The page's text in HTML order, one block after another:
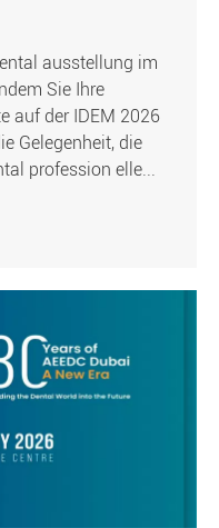
ausstellung im
Sie Ihre
auf der IDEM 2026
Gelegenheit, die
profession elle...